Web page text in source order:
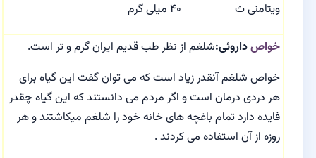
ویتامنی ث ۴۰ میلی گرم
خواصداروئی:شلغم از نظر طب قدیم ایران گرم و تر است.
خواص شلغم آنقدر زیاد است که می توان گفت این گیاه برای
هر دردی درمان است و اگر مردم می دانستند که این گیاه چقدر
فایده دارد تمام باغچه های خانه خود را شلغم میکاشتند و هر
روزه از آن استفاده می کردند .